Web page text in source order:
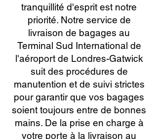
tranquillité d'esprit est notre
priorité. Notre service de
livraison de bagages au
Terminal Sud International de
l'aéroport de Londres-Gatwick
suit des procédures de
manutention et de suivi strictes
pour garantir que vos bagages
soient toujours entre de bonnes
mains. De la prise en charge à
votre porte à la livraison au